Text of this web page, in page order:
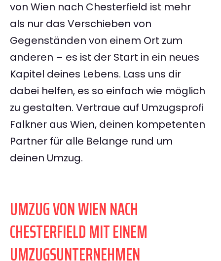
von Wien nach Chesterfield ist mehr
als nur das Verschieben von
Gegenständen von einem Ort zum
anderen – es ist der Start in ein neues
Kapitel deines Lebens. Lass uns dir
dabei helfen, es so einfach wie möglich
zu gestalten. Vertraue auf Umzugsprofi
Falkner aus Wien, deinen kompetenten
Partner für alle Belange rund um
deinen Umzug.
UMZUG VON WIEN NACH
CHESTERFIELD MIT EINEM
UMZUGSUNTERNEHMEN